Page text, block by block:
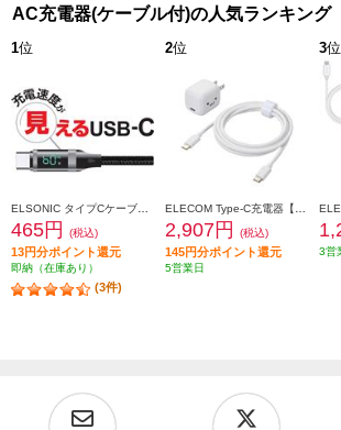
AC充電器(ケーブル付)の人気ランキング
1位
465円 (税込)
13円分ポイント還元
即納（在庫あり）
(3件)
2位
2,907円 (税込)
145円分ポイント還元
5営業日
3位
3営